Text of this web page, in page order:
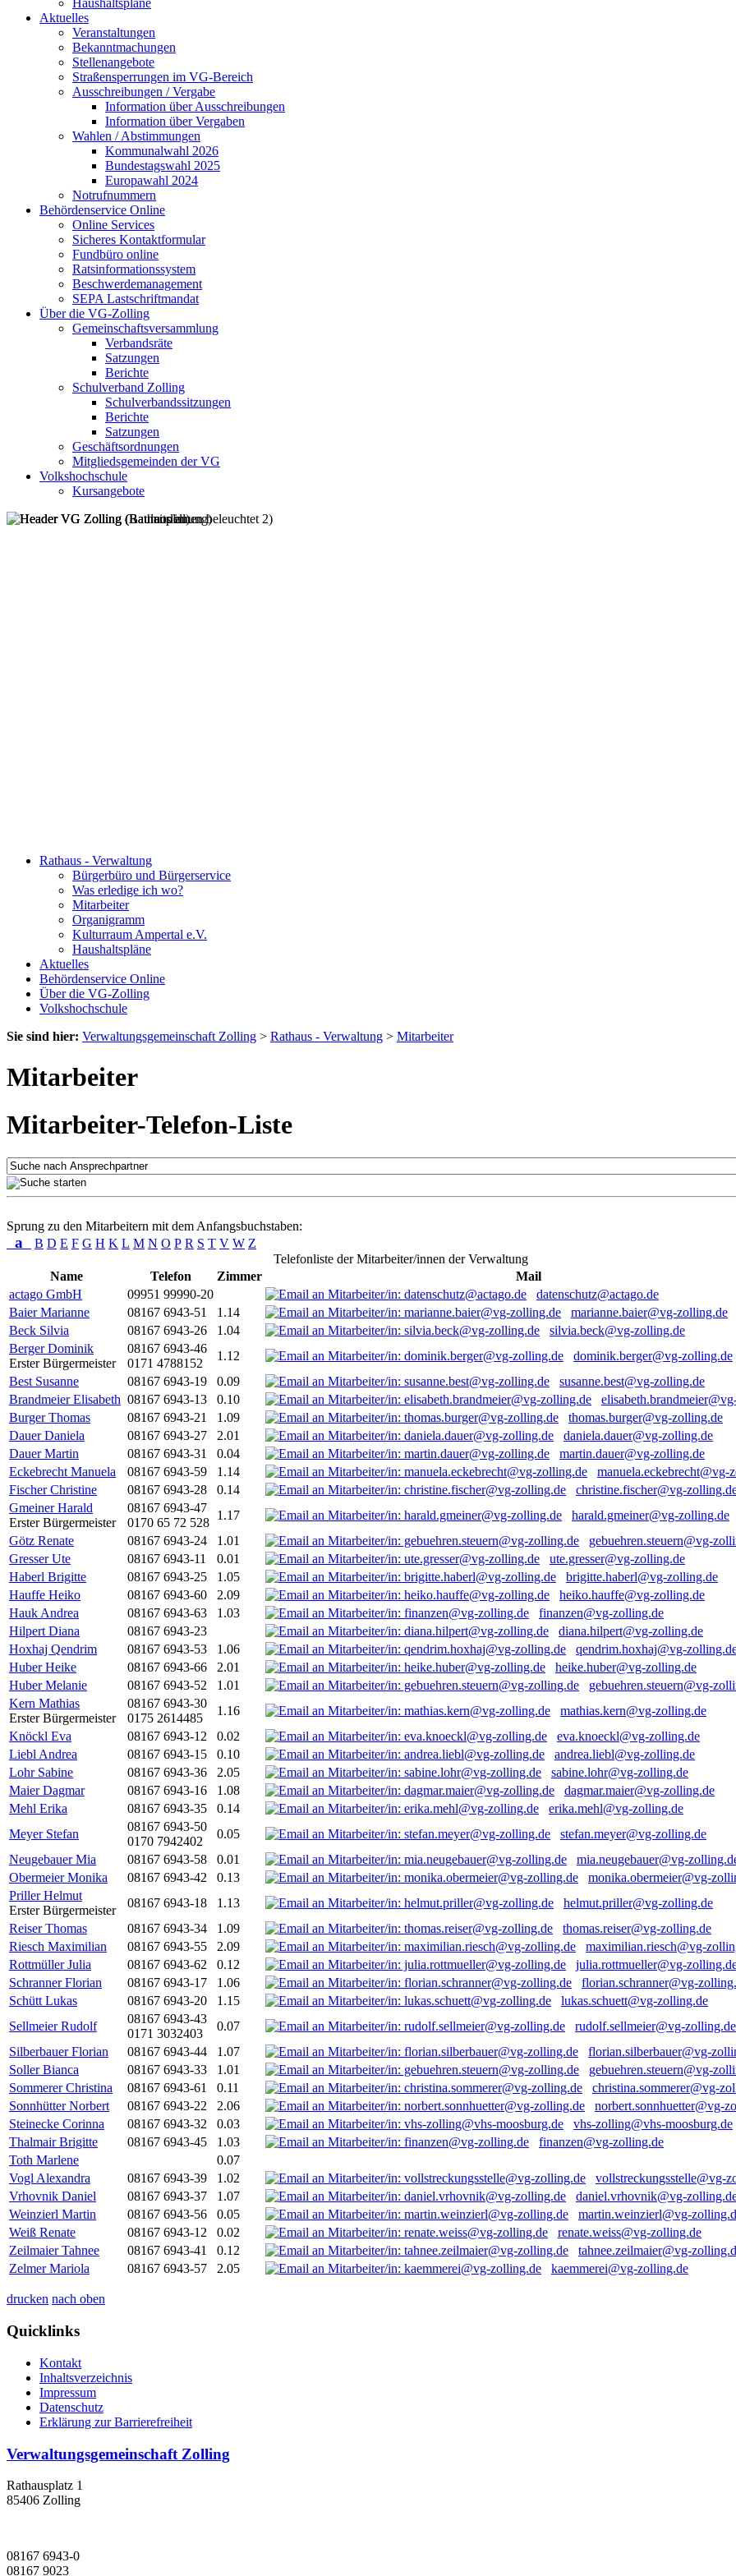
Haushaltspläne
Aktuelles
Veranstaltungen
Bekanntmachungen
Stellenangebote
Straßensperrungen im VG-Bereich
Ausschreibungen / Vergabe
Information über Ausschreibungen
Information über Vergaben
Wahlen / Abstimmungen
Kommunalwahl 2026
Bundestagswahl 2025
Europawahl 2024
Notrufnummern
Behördenservice Online
Online Services
Sicheres Kontaktformular
Fundbüro online
Ratsinformationssystem
Beschwerdemanagement
SEPA Lastschriftmandat
Über die VG-Zolling
Gemeinschaftsversammlung
Verbandsräte
Satzungen
Berichte
Schulverband Zolling
Schulverbandssitzungen
Berichte
Satzungen
Geschäftsordnungen
Mitgliedsgemeinden der VG
Volkshochschule
Kursangebote
Rathaus - Verwaltung
Bürgerbüro und Bürgerservice
Was erledige ich wo?
Mitarbeiter
Organigramm
Kulturraum Ampertal e.V.
Haushaltspläne
Aktuelles
Behördenservice Online
Über die VG-Zolling
Volkshochschule
Sie sind hier: Verwaltungsgemeinschaft Zolling > Rathaus - Verwaltung > Mitarbeiter
Mitarbeiter
Mitarbeiter-Telefon-Liste
Sprung zu den Mitarbeitern mit dem Anfangsbuchstaben:
a B D E F G H K L M N O P R S T V W Z
Telefonliste der Mitarbeiter/innen der Verwaltung
Name
Telefon Zimmer
Mail
actago GmbH
09951 99990-20
datenschutz@actago.de
Baier Marianne
08167 6943-51 1.14
marianne.baier@vg-zolling.de
Beck Silvia
08167 6943-26 1.04
silvia.beck@vg-zolling.de
Berger Dominik
Erster Bürgermeister
08167 6943-46
0171 4788152
1.12
dominik.berger@vg-zolling.de
Best Susanne
08167 6943-19 0.09
susanne.best@vg-zolling.de
Brandmeier Elisabeth 08167 6943-13 0.10
Burger Thomas
08167 6943-21 1.09
thomas.burger@vg-zolling.de
Dauer Daniela
08167 6943-27 2.01
daniela.dauer@vg-zolling.de
Dauer Martin
08167 6943-31 0.04
martin.dauer@vg-zolling.de
Eckebrecht Manuela
08167 6943-59 1.14
manuela.eckebrecht@vg-
Fischer Christine
08167 6943-28 0.14
christine.fischer@vg-
Gmeiner Harald
Erster Bürgermeister
08167 6943-47
0170 65 72 528
1.17
harald.gmeiner@vg-zolling.de
Götz Renate
08167 6943-24 1.01
gebuehren.steuern@vg-
Gresser Ute
08167 6943-11 0.01
ute.gresser@vg-zolling.de
Haberl Brigitte
08167 6943-25 1.05
brigitte.haberl@vg-zolling.de
Hauffe Heiko
08167 6943-60 2.09
heiko.hauffe@vg-zolling.de
Hauk Andrea
08167 6943-63 1.03
finanzen@vg-zolling.de
Hilpert Diana
08167 6943-23
diana.hilpert@vg-zolling.de
Hoxhaj Qendrim
08167 6943-53 1.06
qendrim.hoxhaj@vg-
Huber Heike
08167 6943-66 2.01
heike.huber@vg-zolling.de
Huber Melanie
08167 6943-52 1.01
gebuehren.steuern@vg-
Kern Mathias
Erster Bürgermeister
08167 6943-30
0175 2614485
1.16
mathias.kern@vg-zolling.de
Knöckl Eva
08167 6943-12 0.02
eva.knoeckl@vg-zolling.de
Liebl Andrea
08167 6943-15 0.10
andrea.liebl@vg-zolling.de
Lohr Sabine
08167 6943-36 2.05
sabine.lohr@vg-zolling.de
Maier Dagmar
08167 6943-16 1.08
dagmar.maier@vg-zolling.de
Mehl Erika
08167 6943-35 0.14
erika.mehl@vg-zolling.de
Meyer Stefan
08167 6943-50
0170 7942402
0.05
stefan.meyer@vg-zolling.de
Neugebauer Mia
08167 6943-58 0.01
mia.neugebauer@vg-
Obermeier Monika
08167 6943-42 0.13
monika.obermeier@vg-
Priller Helmut
Erster Bürgermeister
08167 6943-18 1.13
helmut.priller@vg-zolling.de
Reiser Thomas
08167 6943-34 1.09
thomas.reiser@vg-zolling.de
Riesch Maximilian
08167 6943-55 2.09
maximilian.riesch@vg-
Rottmüller Julia
08167 6943-62 0.12
julia.rottmueller@vg-
Schranner Florian
08167 6943-17 1.06
florian.schranner@vg-
Schütt Lukas
08167 6943-20 1.15
lukas.schuett@vg-zolling.de
Sellmeier Rudolf
08167 6943-43
0171 3032403
0.07
rudolf.sellmeier@vg-zolling.de
Silberbauer Florian
08167 6943-44 1.07
florian.silberbauer@vg-
Soller Bianca
08167 6943-33 1.01
gebuehren.steuern@vg-
Sommerer Christina
08167 6943-61 0.11
christina.sommerer@vg-
Sonnhütter Norbert
08167 6943-22 2.06
norbert.sonnhuetter@vg-
Steinecke Corinna
08167 6943-32 0.03
vhs-zolling@vhs-moosburg.de
Thalmair Brigitte
08167 6943-45 1.03
finanzen@vg-zolling.de
Toth Marlene
0.07
Vogl Alexandra
08167 6943-39 1.02
vollstreckungsstelle@vg-
Vrhovnik Daniel
08167 6943-37 1.07
daniel.vrhovnik@vg-
Weinzierl Martin
08167 6943-56 0.05
martin.weinzierl@vg-
Weiß Renate
08167 6943-12 0.02
renate.weiss@vg-zolling.de
Zeilmaier Tahnee
08167 6943-41 0.12
tahnee.zeilmaier@vg-
Zelmer Mariola
08167 6943-57 2.05 kaemmerei@vg-zolling.de
drucken nach oben
Quicklinks
Kontakt
Inhaltsverzeichnis
Impressum
Datenschutz
Erklärung zur Barrierefreiheit
Verwaltungsgemeinschaft Zolling
Rathausplatz 1
85406 Zolling
08167 6943-0
08167 9023